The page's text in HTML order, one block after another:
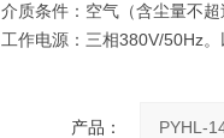
介质条件：空气（含尘量不超
工作电源：三相380V/50Hz
产品：